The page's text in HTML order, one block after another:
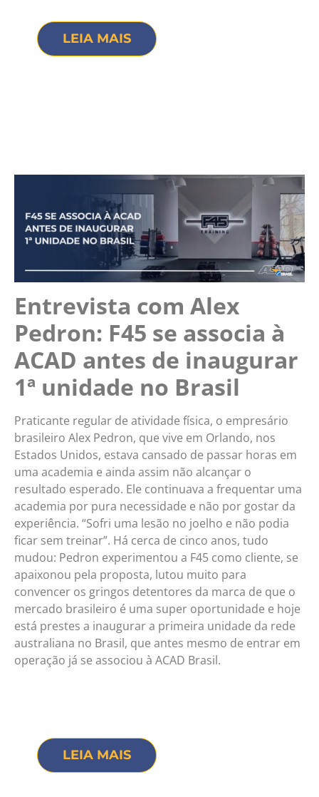
LEIA MAIS
Entrevista com Alex
Pedron: F45 se associa à
ACAD antes de inaugurar
1ª unidade no Brasil
Praticante regular de atividade física, o empresário
brasileiro Alex Pedron, que vive em Orlando, nos
Estados Unidos, estava cansado de passar horas em
uma academia e ainda assim não alcançar o
resultado esperado. Ele continuava a frequentar uma
academia por pura necessidade e não por gostar da
experiência. “Sofri uma lesão no joelho e não podia
ficar sem treinar”. Há cerca de cinco anos, tudo
mudou: Pedron experimentou a F45 como cliente, se
apaixonou pela proposta, lutou muito para
convencer os gringos detentores da marca de que o
mercado brasileiro é uma super oportunidade e hoje
está prestes a inaugurar a primeira unidade da rede
australiana no Brasil, que antes mesmo de entrar em
operação já se associou à ACAD Brasil.
LEIA MAIS